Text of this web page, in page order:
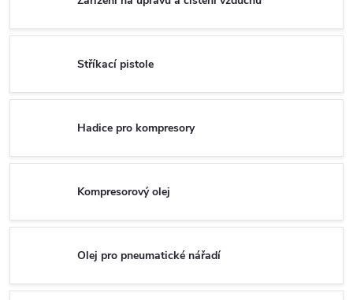
Stříkací pistole
Hadice pro kompresory
Kompresorový olej
Olej pro pneumatické nářadí